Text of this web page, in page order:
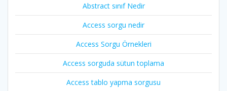
Abstract sınıf Nedir
Access sorgu nedir
Access Sorgu Örnekleri
Access sorguda sütun toplama
Access tablo yapma sorgusu